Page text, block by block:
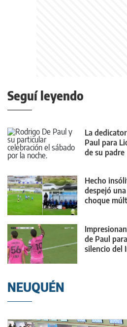
Seguí leyendo
La
Paul para
de su padre
Hecho
despejó
choque
de Paul
silencio del
NEUQUÉN